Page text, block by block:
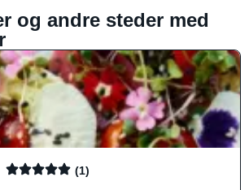
og andre steder med
(1)